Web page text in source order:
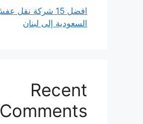
افضل 15 شركة نقل
السعودية إلى لبنان
Recent
Comments